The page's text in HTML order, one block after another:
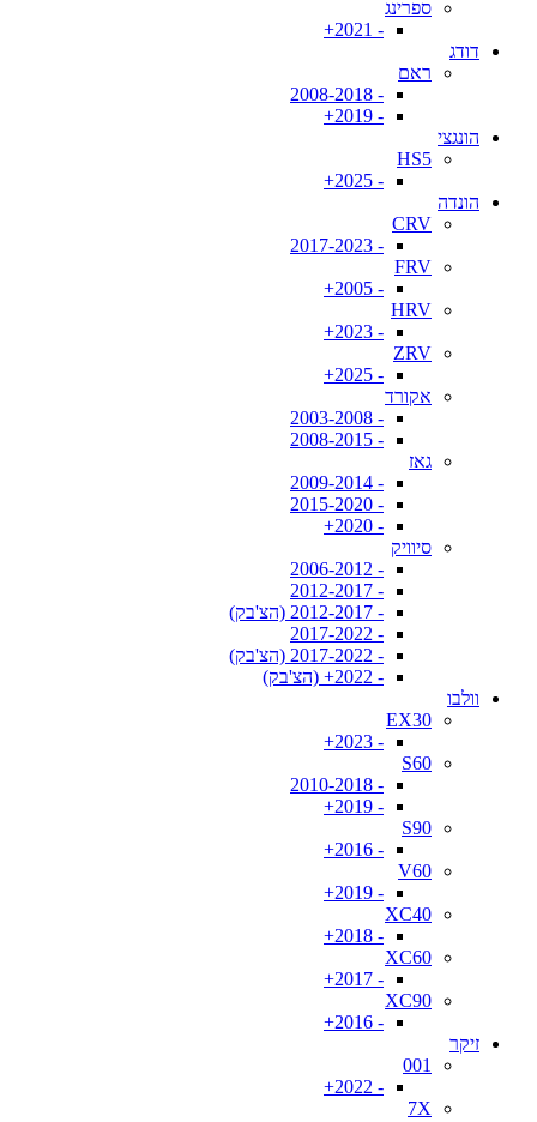
ספרינג
- 2021+
דודג
ראם
- 2008-2018
- 2019+
הונגצי
HS5
- 2025+
הונדה
CRV
- 2017-2023
FRV
- 2005+
HRV
- 2023+
ZRV
- 2025+
אקורד
- 2003-2008
- 2008-2015
גאז
- 2009-2014
- 2015-2020
- 2020+
סיוויק
- 2006-2012
- 2012-2017
- 2012-2017 (הצ'בק)
- 2017-2022
- 2017-2022 (הצ'בק)
- 2022+ (הצ'בק)
וולבו
EX30
- 2023+
S60
- 2010-2018
- 2019+
S90
- 2016+
V60
- 2019+
XC40
- 2018+
XC60
- 2017+
XC90
- 2016+
זיקר
001
- 2022+
7X